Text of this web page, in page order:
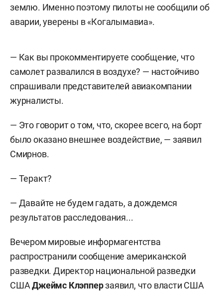
землю. Именно поэтому пилоты не сообщили об
аварии, уверены в «Когалымавиа».
— Как вы прокомментируете сообщение, что
самолет развалился в воздухе? — настойчиво
спрашивали представителей авиакомпании
журналисты.
— Это говорит о том, что, скорее всего, на борт
было оказано внешнее воздействие, — заявил
Смирнов.
— Теракт?
— Давайте не будем гадать, а дождемся
результатов расследования...
Вечером мировые информагентства
распространили сообщение американской
разведки. Директор национальной разведки
СШАДжеймс Клэпперзаявил, что власти США